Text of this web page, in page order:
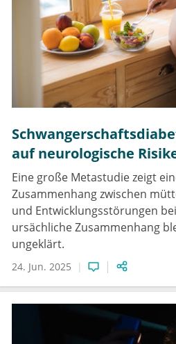
auf neurologische
Eine große Metastudie zeigt
Zusammenhang zwischen
und Entwicklungsstörungen
ursächliche Zusammenhang
ungeklärt.
24. Jun. 2025